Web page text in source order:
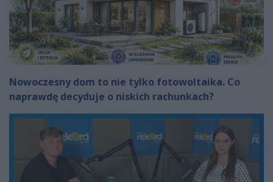
Nowoczesny dom to nie tylko fotowoltaika. Co
naprawdę decyduje o niskich rachunkach?